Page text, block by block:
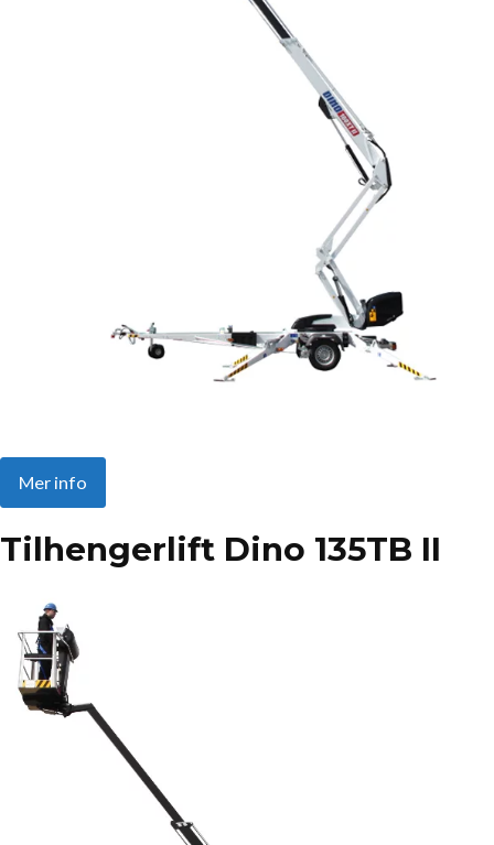
Mer info
Tilhengerlift Dino 135TB II